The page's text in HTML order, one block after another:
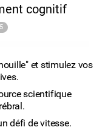
cognitif
5
et stimulez vos
scientifique
défi de vitesse.